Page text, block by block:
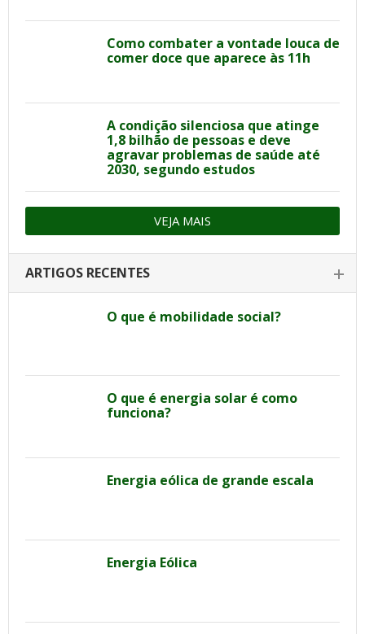
Como combater a vontade louca de
comer doce que aparece às 11h
A condição silenciosa que atinge
1,8 bilhão de pessoas e deve
agravar problemas de saúde até
2030, segundo estudos
VEJA MAIS
ARTIGOS RECENTES
O que é mobilidade social?
O que é energia solar é como
funciona?
Energia eólica de grande escala
Energia Eólica